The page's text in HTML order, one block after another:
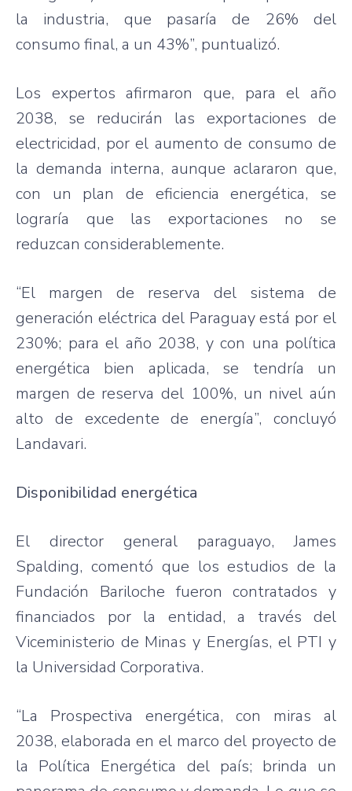
la industria, que pasaría de 26% del
consumo final, a un 43%”, puntualizó.
Los expertos afirmaron que, para el año
2038, se reducirán las exportaciones de
electricidad, por el aumento de consumo de
la demanda interna, aunque aclararon que,
con un plan de eficiencia energética, se
lograría que las exportaciones no se
reduzcan considerablemente.
“El margen de reserva del sistema de
generación eléctrica del Paraguay está por el
230%; para el año 2038, y con una política
energética bien aplicada, se tendría un
margen de reserva del 100%, un nivel aún
alto de excedente de energía”, concluyó
Landavari.
Disponibilidad energética
El director general paraguayo, James
Spalding, comentó que los estudios de la
Fundación Bariloche fueron contratados y
financiados por la entidad, a través del
Viceministerio de Minas y Energías, el PTI y
la Universidad Corporativa.
“La Prospectiva energética, con miras al
2038, elaborada en el marco del proyecto de
la Política Energética del país; brinda un